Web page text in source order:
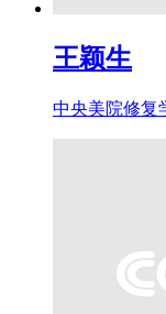
王颖生
中央美院修复